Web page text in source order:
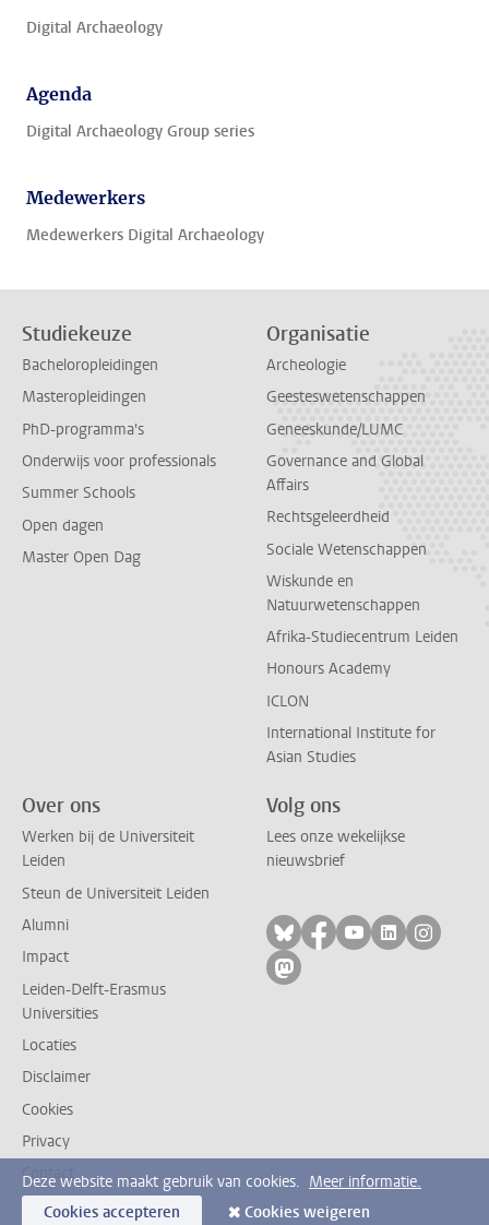
Digital Archaeology
Agenda
Digital Archaeology Group series
Medewerkers
Medewerkers Digital Archaeology
Studiekeuze
Bacheloropleidingen
Masteropleidingen
PhD-programma's
Onderwijs voor professionals
Summer Schools
Open dagen
Master Open Dag
Organisatie
Archeologie
Geesteswetenschappen
Geneeskunde/LUMC
Governance and Global
Affairs
Rechtsgeleerdheid
Sociale Wetenschappen
Wiskunde en
Natuurwetenschappen
Afrika-Studiecentrum Leiden
Honours Academy
ICLON
International Institute for
Asian Studies
Over ons
Werken bij de Universiteit
Leiden
Steun de Universiteit Leiden
Alumni
Impact
Leiden-Delft-Erasmus
Universities
Locaties
Disclaimer
Cookies
Privacy
Contact
Volg ons
Lees onze wekelijkse
nieuwsbrief
Volg ons op bluesky
Volg ons op
Volg ons op
Volg ons
Volg
Volg ons op mastodon
Deze website maakt gebruik van cookies. Meer informatie.
Cookies accepteren
Cookies weigeren